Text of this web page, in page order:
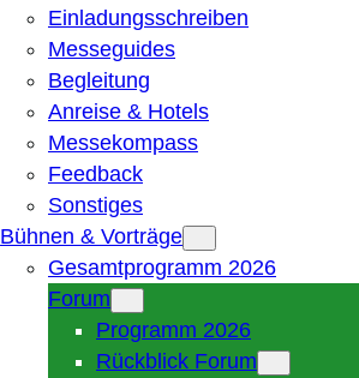
Einladungsschreiben
Messeguides
Begleitung
Anreise & Hotels
Messekompass
Feedback
Sonstiges
Bühnen & Vorträge
Gesamtprogramm 2026
Forum
Programm 2026
Rückblick Forum